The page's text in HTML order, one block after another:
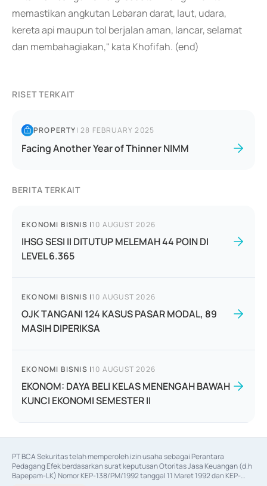
memastikan angkutan Lebaran darat, laut, udara,
kereta api maupun tol berjalan aman, lancar, selamat
dan membahagiakan," kata Khofifah. (end)
RISET TERKAIT
PROPERTY|28 FEBRUARY 2025
Facing Another Year of Thinner NIMM
BERITA TERKAIT
EKONOMI BISNIS |10 AUGUST 2026
IHSG SESI II DITUTUP MELEMAH 44 POIN DI
LEVEL 6.365
EKONOMI BISNIS |10 AUGUST 2026
OJK TANGANI 124 KASUS PASAR MODAL, 89
MASIH DIPERIKSA
EKONOMI BISNIS |10 AUGUST 2026
EKONOM: DAYA BELI KELAS MENENGAH BAWAH
KUNCI EKONOMI SEMESTER II
PT BCA Sekuritas telah memperoleh izin usaha sebagai Perantara
Pedagang Efek berdasarkan surat keputusan Otoritas Jasa Keuangan (d.h
Bapepam-LK) Nomor KEP-138/PM/1992 tanggal 11 Maret 1992 dan KEP-